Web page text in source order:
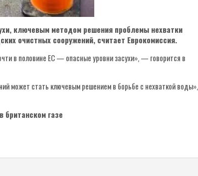
ключевым методом решения проблемы нехватки
очистных сооружений, считает Еврокомиссия.
в половине ЕС — опасные уровни засухи», — говорится в
может стать ключевым решением в борьбе с нехваткой воды»,
газе